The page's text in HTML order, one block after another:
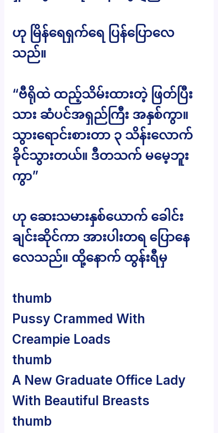
ဟု မြိန်ရေရှက်ရေ ပြန်ပြောလေ
သည်။
“ဗီရိုထဲ ထည့်သိမ်းထားတဲ့ ဖြတ်ပြီး
သား ဆံပင်အရှည်ကြီး အနှစ်ကွာ။
သွားရောင်းစားတာ ၃ သိန်းလောက်
ခိုင်သွားတယ်။ ဒီတသက် မမေ့ဘူး
ကွာ”
ဟု ဆေးသမားနှစ်ယောက် ခေါင်း
ချင်းဆိုင်ကာ အားပါးတရ ပြောနေ
လေသည်။ ထို့နောက် ထွန်းရီမှ
thumb
Pussy Crammed With
Creampie Loads
thumb
A New Graduate Office Lady
With Beautiful Breasts
thumb